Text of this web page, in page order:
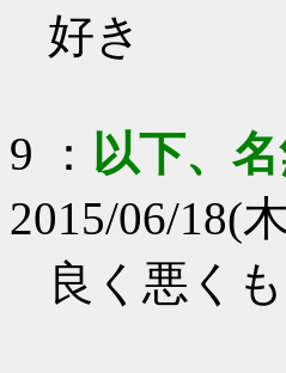
好き
9 ： 以下、
2015/06/18(
良く悪く